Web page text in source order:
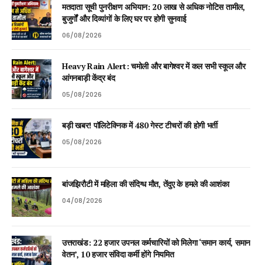
मतदाता सूची पुनरीक्षण अभियान: 20 लाख से अधिक नोटिस तामील,
बुजुर्गों और दिव्यांगों के लिए घर पर होगी सुनवाई
06/08/2026
Heavy Rain Alert: चमोली और बागेश्वर में कल सभी स्कूल और
आंगनबाड़ी केंद्र बंद
05/08/2026
बड़ी खबर! पॉलिटेक्निक में 480 गेस्ट टीचरों की होगी भर्ती
05/08/2026
बांजझिरौटी में महिला की संदिग्ध मौत, तेंदुए के हमले की आशंका
04/08/2026
उत्तराखंड: 22 हजार उपनल कर्मचारियों को मिलेगा ‘समान कार्य, समान
वेतन’, 10 हजार संविदा कर्मी होंगे नियमित